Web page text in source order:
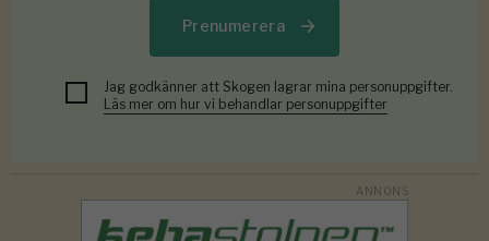
Prenumerera
Jag godkänner att Skogen lagrar mina personuppgifter.
Läs mer om hur vi behandlar personuppgifter